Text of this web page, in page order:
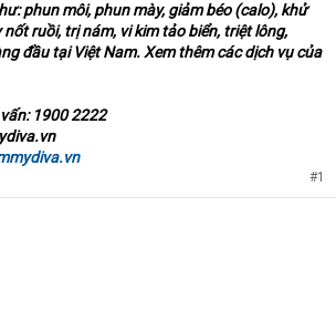
phun môi, phun mày, giảm béo (calo), khử
ruồi, trị nám, vi kim tảo biển, triệt lông,
đầu tại Việt Nam. Xem thêm các dịch vụ của
1900 2222
#1